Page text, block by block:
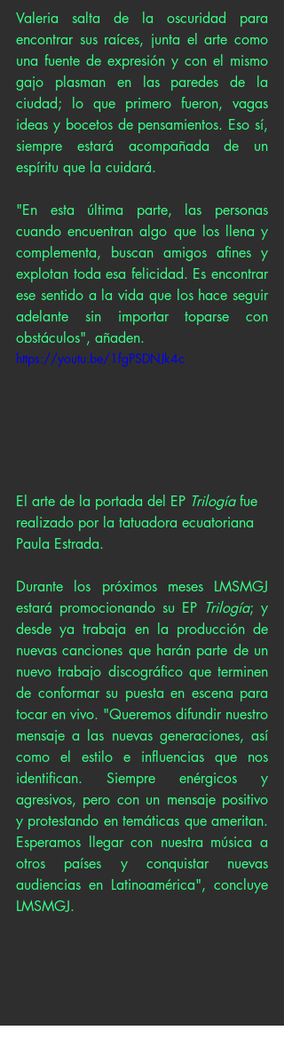
Valeria salta de la oscuridad para
encontrar sus raíces, junta el arte como
una fuente de expresión y con el mismo
gajo plasman en las paredes de la
ciudad; lo que primero fueron, vagas
ideas y bocetos de pensamientos. Eso sí,
siempre estará acompañada de un
espíritu que la cuidará.
"En esta última parte, las personas
cuando encuentran algo que los llena y
complementa, buscan amigos afines y
explotan toda esa felicidad. Es encontrar
ese sentido a la vida que los hace seguir
adelante sin importar toparse con
obstáculos", añaden.
https://youtu.be/1fgPSDNJk4c
El arte de la portada del EP Trilogía fue
realizado por la tatuadora ecuatoriana
Paula Estrada.
Durante los próximos meses LMSMGJ
estará promocionando su EP Trilogía; y
desde ya trabaja en la producción de
nuevas canciones que harán parte de un
nuevo trabajo discográfico que terminen
de conformar su puesta en escena para
tocar en vivo. "Queremos difundir nuestro
mensaje a las nuevas generaciones, así
como el estilo e influencias que nos
identifican. Siempre enérgicos y
agresivos, pero con un mensaje positivo
y protestando en temáticas que ameritan.
Esperamos llegar con nuestra música a
otros países y conquistar nuevas
audiencias en Latinoamérica", concluye
LMSMGJ.